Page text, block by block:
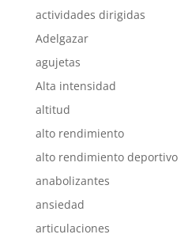
actividades dirigidas
Adelgazar
agujetas
Alta intensidad
altitud
alto rendimiento
alto rendimiento deportivo
anabolizantes
ansiedad
articulaciones